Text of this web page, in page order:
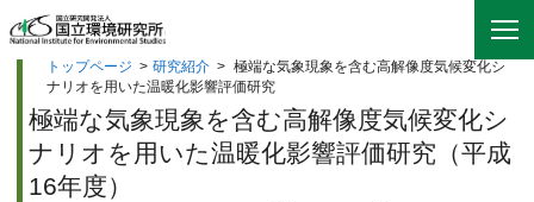
トップページ > 研究紹介 > 極端な気象現象を含む高解像度気候変化シ
ナリオを用いた温暖化影響評価研究
極端な気象現象を含む高解像度気候変化シ
ナリオを用いた温暖化影響評価研究（平成
16年度）